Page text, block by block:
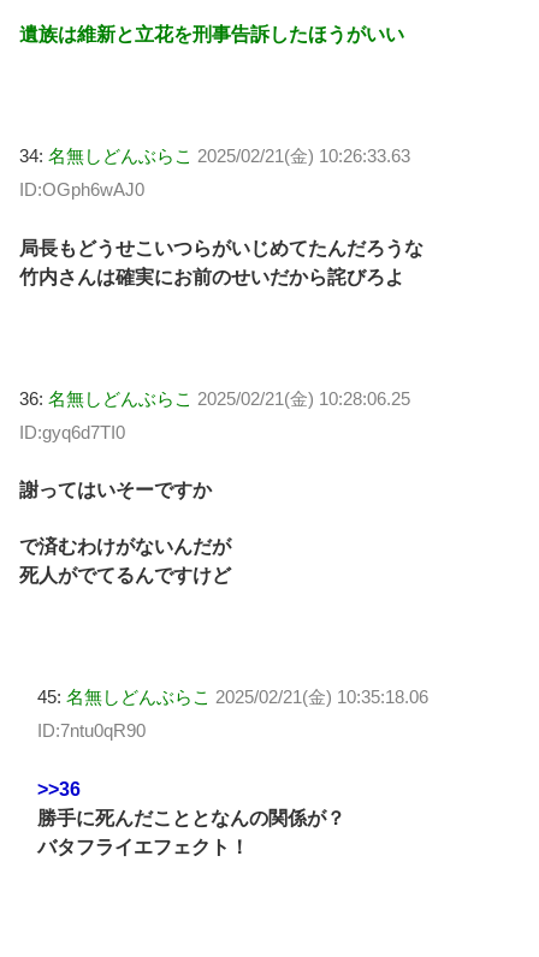
遺族は維新と立花を刑事告訴したほうがいい
34: 名無しどんぶらこ 2025/02/21(金) 10:26:33.63
ID:OGph6wAJ0
局長もどうせこいつらがいじめてたんだろうな
竹内さんは確実にお前のせいだから詫びろよ
36: 名無しどんぶらこ 2025/02/21(金) 10:28:06.25
ID:gyq6d7TI0
謝ってはいそーですか
で済むわけがないんだが
死人がでてるんですけど
45: 名無しどんぶらこ 2025/02/21(金) 10:35:18.06
ID:7ntu0qR90
>>36
勝手に死んだこととなんの関係が？
バタフライエフェクト！